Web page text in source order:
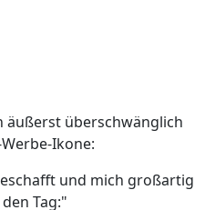
äußerst überschwänglich
Ikone:
und mich großartig
Tag:"